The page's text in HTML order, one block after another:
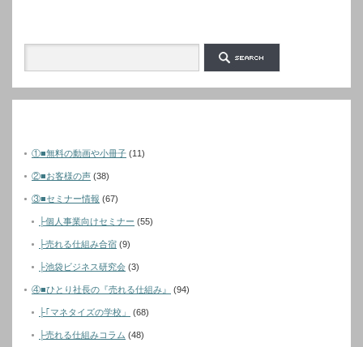
①■無料の動画や小冊子 (11)
②■お客様の声 (38)
③■セミナー情報 (67)
├個人事業向けセミナー (55)
├売れる仕組み合宿 (9)
├池袋ビジネス研究会 (3)
④■ひとり社長の『売れる仕組み』 (94)
├｢マネタイズの学校」 (68)
├売れる仕組みコラム (48)